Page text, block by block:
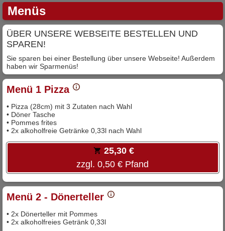
Menüs
ÜBER UNSERE WEBSEITE BESTELLEN UND
SPAREN!
Sie sparen bei einer Bestellung über unsere Webseite! Außerdem
haben wir Sparmenüs!
Menü 1 Pizza
• Pizza (28cm) mit 3 Zutaten nach Wahl
• Döner Tasche
• Pommes frites
• 2x alkoholfreie Getränke 0,33l nach Wahl
25,30 €
zzgl. 0,50 € Pfand
Menü 2 - Dönerteller
• 2x Dönerteller mit Pommes
• 2x alkoholfreies Getränk 0,33l